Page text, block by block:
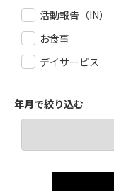
活動報告（IN）
お食事
デイサービス
年月で絞り込む